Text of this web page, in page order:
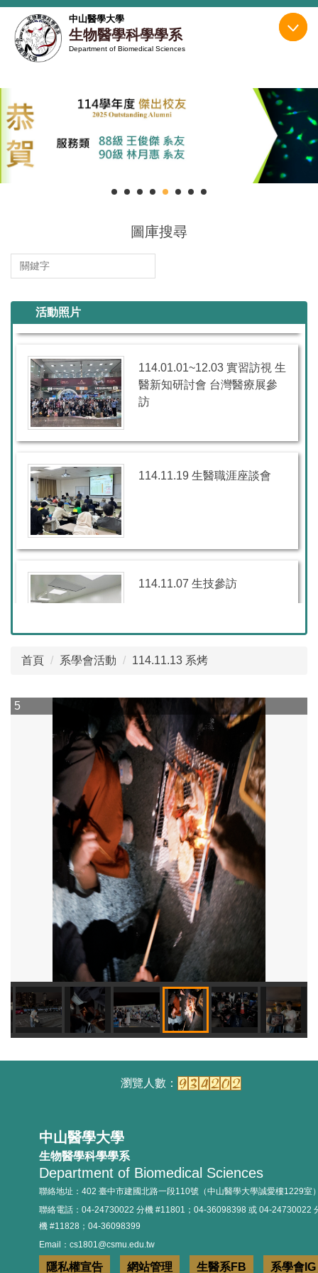
跳
到
主
區
中山醫學大學
生物醫學科學學系
Department of Biomedical Sciences
圖庫搜尋
活動照片
114.11.13 系烤
114.10.18~19 迎新宿營
114.01.01~12.03 實習訪視 生
醫新知研討會 台灣醫療展參
訪
114.11.19 生醫職涯座談會
114.11.07 生技參訪
114.12.17系週會
114.09.24實習經驗分享
114.09.25實習座談會
114.09.17系周會
首頁 系學會活動 114.11.13 系烤
5
中山醫學大學
生物醫學科學學系
Department of Biomedical Sciences
聯絡地址：402 臺中市建國北路一段110號（中山醫學大學誠愛樓1229室
聯絡電話：04-24730022 分機 #11801；04-36098398 或 04-24730022
機 #11828；04-36098399
Email：cs1801@csmu.edu.tw
隱私權宣告 網站管理 生醫系FB 系學會IG